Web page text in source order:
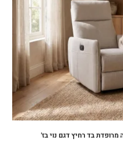
מרופדת בד רחיץ דגם נוי בז'